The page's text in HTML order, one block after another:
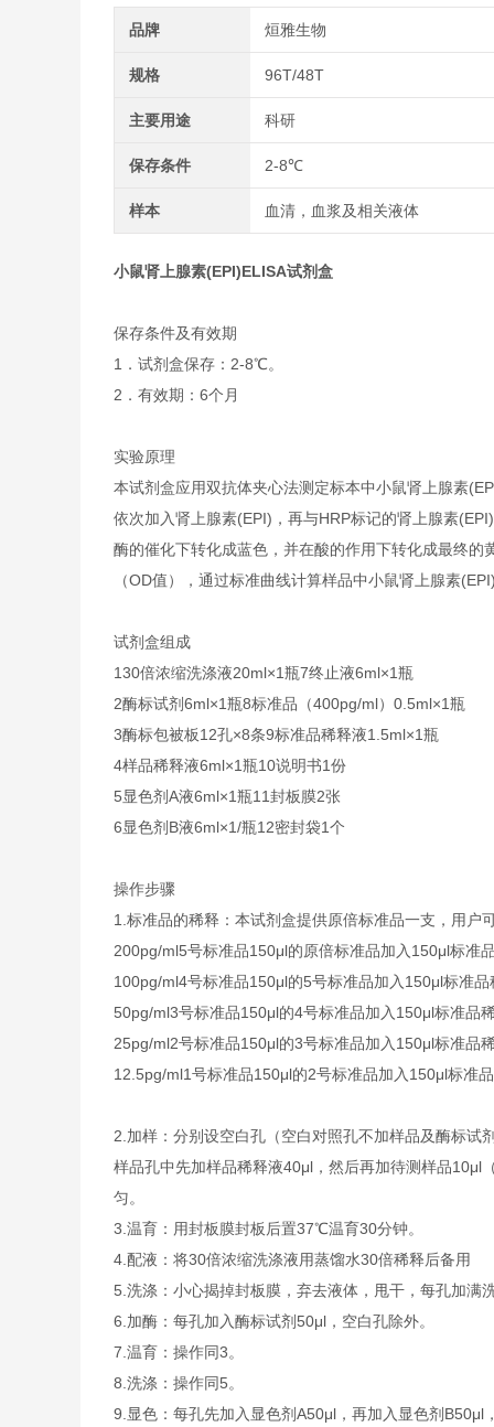
品牌 烜雅生物
规格 96T/48T
主要用途 科研
保存条件 2-8℃
样本 血清，血浆及相关液体
小鼠肾上腺素(EPI)ELISA试剂盒
保存条件及有效期
1．试剂盒保存：2-8℃。
2．有效期：6个月
实验原理
本试剂盒应用双抗体夹心法测定标本中小鼠肾上腺素
依次加入肾上腺素(EPI)，再与HRP标记的肾上腺素
酶的催化下转化成蓝色，并在酸的作用下转化成最终
（OD值），通过标准曲线计算样品中小鼠肾上腺素
试剂盒组成
130倍浓缩洗涤液20ml×1瓶7终止液6ml×1瓶
2酶标试剂6ml×1瓶8标准品（400pg/ml） 0.5ml×1瓶
3酶标包被板12孔×8条9标准品稀释液1.5ml×1瓶
4样品稀释液6ml×1瓶10说明书1份
5显色剂A液6ml×1瓶11封板膜2张
6显色剂B液6ml×1/瓶12密封袋1个
操作步骤
1. 标准品的稀释：本试剂盒提供原倍标准品一支，用户
200pg/ml5号标准品150μl的原倍标准品加入150μl标准
100pg/ml4号标准品150μl的5号标准品加入150μl标准品
50pg/ml3号标准品150μl的4号标准品加入150μl标准品
25pg/ml2号标准品150μl的3号标准品加入150μl标准品
12.5pg/ml1号标准品150μl的2号标准品加入150μl标准
2. 加样：分别设空白孔（空白对照孔不加样品及酶标试
样品孔中先加样品稀释液40μl，然后再加待测样品10μl
匀。
3. 温育：用封板膜封板后置37℃温育30分钟。
4. 配液：将30倍浓缩洗涤液用蒸馏水30倍稀释后备用
5. 洗涤：小心揭掉封板膜，弃去液体，甩干，每孔加满
6. 加酶：每孔加入酶标试剂50μl，空白孔除外。
7. 温育：操作同3。
8. 洗涤：操作同5。
9. 显色：每孔先加入显色剂A50μl，再加入显色剂